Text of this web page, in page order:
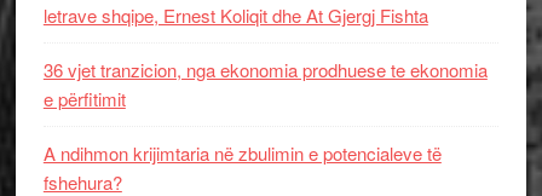
letrave shqipe, Ernest Koliqit dhe At Gjergj Fishta
36 vjet tranzicion, nga ekonomia prodhuese te ekonomia
e përfitimit
A ndihmon krijimtaria në zbulimin e potencialeve të
fshehura?